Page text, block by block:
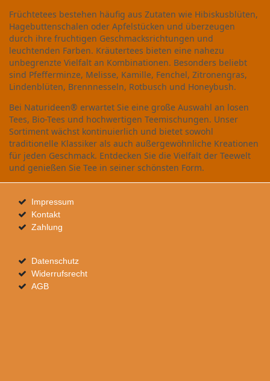
Früchtetees bestehen häufig aus Zutaten wie Hibiskusblüten,
Hagebuttenschalen oder Apfelstücken und überzeugen
durch ihre fruchtigen Geschmacksrichtungen und
leuchtenden Farben. Kräutertees bieten eine nahezu
unbegrenzte Vielfalt an Kombinationen. Besonders beliebt
sind Pfefferminze, Melisse, Kamille, Fenchel, Zitronengras,
Lindenblüten, Brennnesseln, Rotbusch und Honeybush.
Bei Naturideen® erwartet Sie eine große Auswahl an losen
Tees, Bio-Tees und hochwertigen Teemischungen. Unser
Sortiment wächst kontinuierlich und bietet sowohl
traditionelle Klassiker als auch außergewöhnliche Kreationen
für jeden Geschmack. Entdecken Sie die Vielfalt der Teewelt
und genießen Sie Tee in seiner schönsten Form.
Impressum
Kontakt
Zahlung
Datenschutz
Widerrufsrecht
AGB